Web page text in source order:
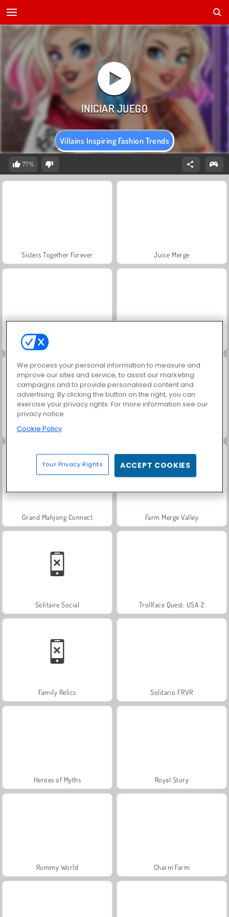
Villains Inspiring Fashion Trends
77%
Sisters Together Forever Juice Merge
Masha and the Bear: Meadows
Grand Mahjong Connect Farm Merge Valley
Solitaire Social Trollface Quest: USA 2
Family Relics Solitario FRVR
Heroes of Myths Royal Story
Rummy World Charm Farm
We process your personal information to measure and
improve our sites and service, to assist our marketing
campaigns and to provide personalised content and
advertising. By clicking the button on the right, you can
exercise your privacy rights. For more information see our
privacy notice
Cookie Policy
Your Privacy Rights ACCEPT COOKIES